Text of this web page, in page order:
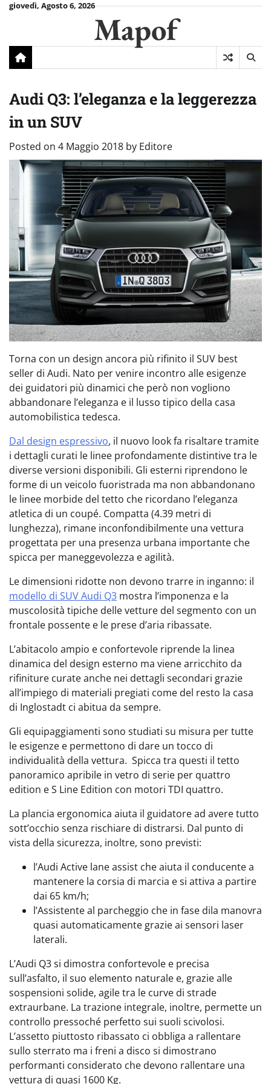
Skipgiovedì, Agosto 6, 2026
Mapof
Audi Q3: l’eleganza e la leggerezza
in un SUV
Posted on 4 Maggio 2018 by Editore
Torna con un design ancora più rifinito il SUV best
seller di Audi. Nato per venire incontro alle esigenze
dei guidatori più dinamici che però non vogliono
abbandonare l’eleganza e il lusso tipico della casa
automobilistica tedesca.
Dal design espressivo, il nuovo look fa risaltare tramite
i dettagli curati le linee profondamente distintive tra le
diverse versioni disponibili. Gli esterni riprendono le
forme di un veicolo fuoristrada ma non abbandonano
le linee morbide del tetto che ricordano l’eleganza
atletica di un coupé. Compatta (4.39 metri di
lunghezza), rimane inconfondibilmente una vettura
progettata per una presenza urbana importante che
spicca per maneggevolezza e agilità.
Le dimensioni ridotte non devono trarre in inganno: il
modello di SUV Audi Q3 mostra l’imponenza e la
muscolosità tipiche delle vetture del segmento con un
frontale possente e le prese d’aria ribassate.
L’abitacolo ampio e confortevole riprende la linea
dinamica del design esterno ma viene arricchito da
rifiniture curate anche nei dettagli secondari grazie
all’impiego di materiali pregiati come del resto la casa
di Inglostadt ci abitua da sempre.
Gli equipaggiamenti sono studiati su misura per tutte
le esigenze e permettono di dare un tocco di
individualità della vettura. Spicca tra questi il tetto
panoramico apribile in vetro di serie per quattro
edition e S Line Edition con motori TDI quattro.
La plancia ergonomica aiuta il guidatore ad avere tutto
sott’occhio senza rischiare di distrarsi. Dal punto di
vista della sicurezza, inoltre, sono previsti:
l’Audi Active lane assist che aiuta il conducente a
mantenere la corsia di marcia e si attiva a partire
dai 65 km/h;
l’Assistente al parcheggio che in fase dila manovra
quasi automaticamente grazie ai sensori laser
laterali.
L’Audi Q3 si dimostra confortevole e precisa
sull’asfalto, il suo elemento naturale e, grazie alle
sospensioni solide, agile tra le curve di strade
extraurbane. La trazione integrale, inoltre, permette un
controllo pressoché perfetto sui suoli scivolosi.
L’assetto piuttosto ribassato ci obbliga a rallentare
sullo sterrato ma i freni a disco si dimostrano
performanti considerato che devono rallentare una
vettura di quasi 1600 Kg.